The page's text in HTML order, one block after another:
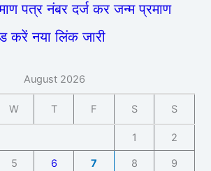
पत्र नंबर दर्ज कर जन्म प्रमाण
करें नया लिंक जारी
August 2026
W T F S S
1 2
5 6 7 8 9